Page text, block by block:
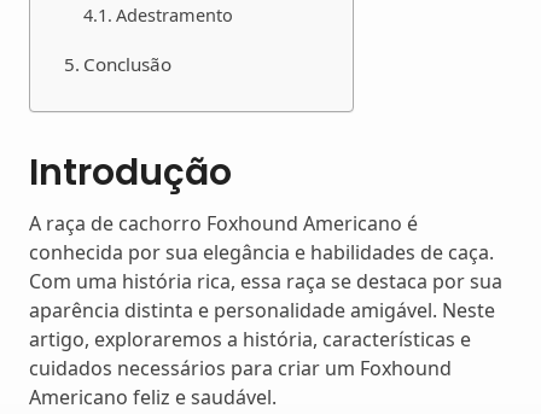
Adestramento
Conclusão
Introdução
A raça de cachorro Foxhound Americano é
conhecida por sua elegância e habilidades de caça.
Com uma história rica, essa raça se destaca por sua
aparência distinta e personalidade amigável. Neste
artigo, exploraremos a história, características e
cuidados necessários para criar um Foxhound
Americano feliz e saudável.